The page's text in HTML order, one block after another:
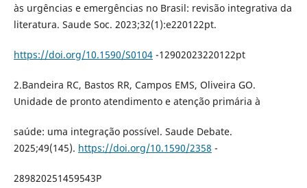
às urgências e emergências no Brasil: revisão integrativa da
literatura. Saude Soc. 2023;32(1):e220122pt.
https://doi.org/10.1590/S0104-12902023220122pt
2.Bandeira RC, Bastos RR, Campos EMS, Oliveira GO.
Unidade de pronto atendimento e atenção primária à
saúde: uma integração possível. Saude Debate.
2025;49(145). https://doi.org/10.1590/2358 -
289820251459543P